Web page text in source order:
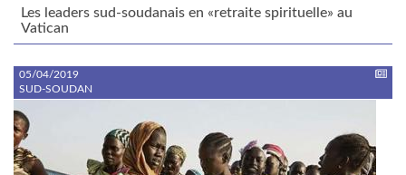
Les leaders sud-soudanais en «retraite spirituelle» au
Vatican
05/04/2019
SUD-SOUDAN